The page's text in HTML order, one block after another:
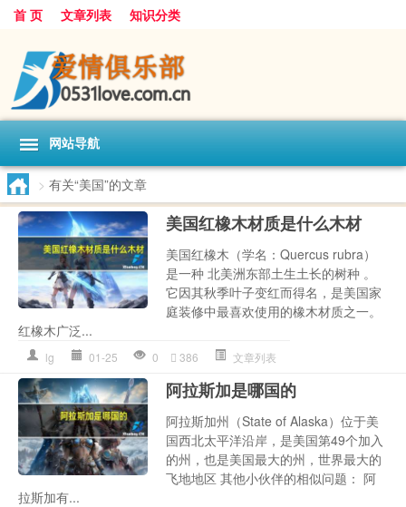
首 页 文章列表 知识分类
网站导航
> 有关“美国”的文章
美国红橡木材质是什么木材
美国红橡木（学名：Quercus rubra）
是一种 北美洲东部土生土长的树种 。
它因其秋季叶子变红而得名，是美国家
庭装修中最喜欢使用的橡木材质之一。
红橡木广泛...
lg 01-25 0 386 文章列表
阿拉斯加是哪国的
阿拉斯加州（State of Alaska）位于美
国西北太平洋沿岸，是美国第49个加入
的州，也是美国最大的州，世界最大的
飞地地区 其他小伙伴的相似问题： 阿
拉斯加有...